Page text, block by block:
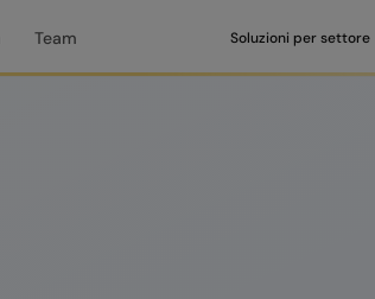
Team Soluzioni per settore